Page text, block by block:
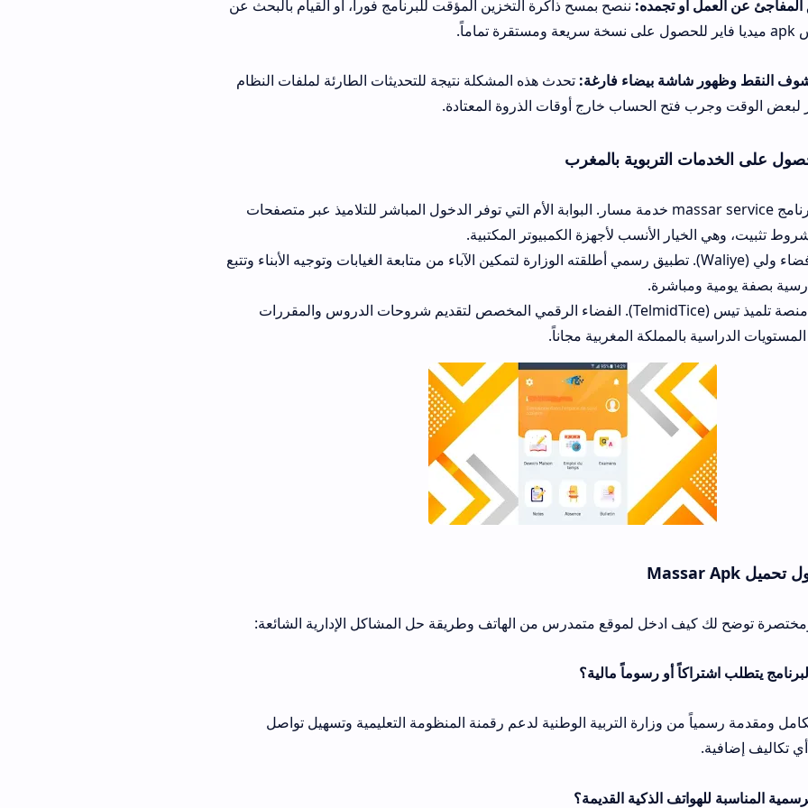
أو تجمده:ننصح بمسح ذاكرة التخزين المؤقت للبرنامج فوراً، أو القيام بالبحث عن
شاشة بيضاء فارغة:تحدث هذه المشكلة نتيجة للتحديثات الطارئة لملفات النظام
فتح الحساب خارج أوقات الذروة المعتادة.
التربوية بالمغرب
الخيار الأول: برنامج massar service خدمة مسار. البوابة الأم التي توفر الدخول المباشر للتلاميذ عبر متصفحات
الأنسب لأجهزة الكمبيوتر المكتبية.
الخيار الثاني: فضاء ولي (Waliye). تطبيق رسمي أطلقته الوزارة لتمكين الآباء من متابعة الغيابات وتوجيه الأبناء وتتبع
الخيار الثالث: منصة تلميذ تيس (TelmidTice). الفضاء الرقمي المخصص لتقديم شروحات الدروس والمقررات
بالمملكة المغربية مجاناً.
ادخل لموقع متمدرس من الهاتف وطريقة حل المشاكل الإدارية الشائعة:
من وزارة التربية الوطنية لدعم رقمنة المنظومة التعليمية وتسهيل تواصل